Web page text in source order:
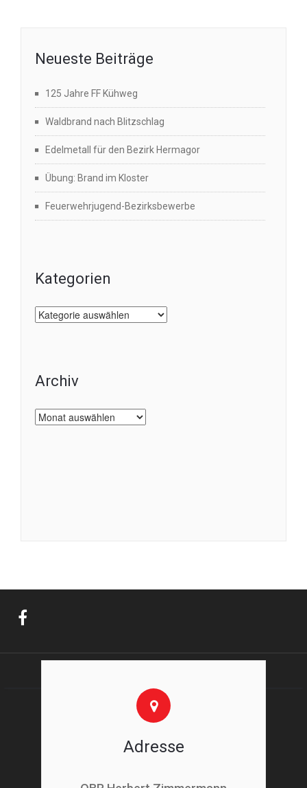
Neueste Beiträge
125 Jahre FF Kühweg
Waldbrand nach Blitzschlag
Edelmetall für den Bezirk Hermagor
Übung: Brand im Kloster
Feuerwehrjugend-Bezirksbewerbe
Kategorien
Kategorien
Archiv
Archiv
Adresse